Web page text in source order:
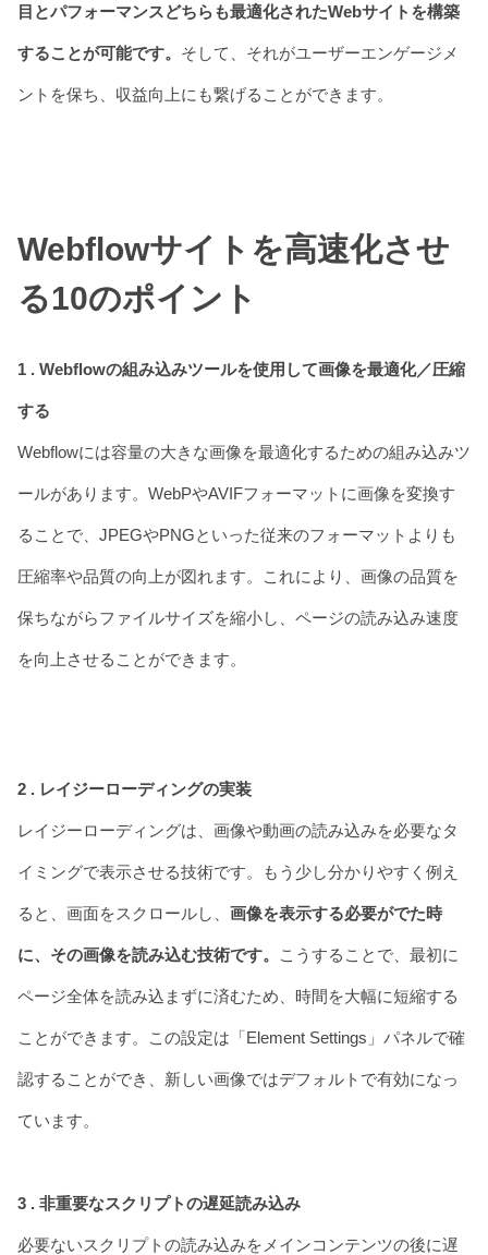
目とパフォーマンスどちらも最適化されたWebサイトを構築
することが可能です。 そして、それがユーザーエンゲージメ
ントを保ち、収益向上にも繋げることができます。
Webflowサイトを高速化させ
る10のポイント
1 . Webflowの組み込みツールを使用して画像を最適化／圧縮
する
Webflowには容量の大きな画像を最適化するための組み込みツ
ールがあります。WebPやAVIFフォーマットに画像を変換す
ることで、JPEGやPNGといった従来のフォーマットよりも
圧縮率や品質の向上が図れます。これにより、画像の品質を
保ちながらファイルサイズを縮小し、ページの読み込み速度
を向上させることができます。
2 . レイジーローディングの実装
レイジーローディングは、画像や動画の読み込みを必要なタ
イミングで表示させる技術です。もう少し分かりやすく例え
ると、画面をスクロールし、 画像を表示する必要がでた時
に、その画像を読み込む技術です。 こうすることで、最初に
ページ全体を読み込まずに済むため、時間を大幅に短縮する
ことができます。この設定は「Element Settings」パネルで確
認することができ、新しい画像ではデフォルトで有効になっ
ています。
3 . 非重要なスクリプトの遅延読み込み
必要ないスクリプトの読み込みをメインコンテンツの後に遅